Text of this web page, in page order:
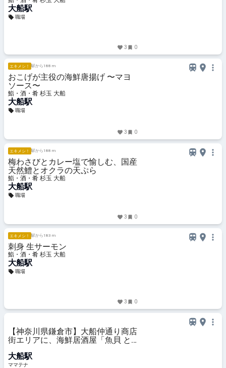
大船駅
職場
3 0
エキメシ！ 駅から188 m
おこげが主役の海鮮唐揚げ 〜マヨ
ソース〜
鮨・酒・肴 杉玉 大船
大船駅
職場
3 0
エキメシ！ 駅から188 m
梅わさびとカレー塩で愉しむ、国産
天然鱧とオクラの天ぷら
鮨・酒・肴 杉玉 大船
大船駅
職場
3 0
エキメシ！ 駅から183 m
刺身 生サーモン
鮨・酒・肴 杉玉 大船
大船駅
職場
3 0
【神奈川県鎌倉市】大船仲通り商店
街エリアに、海鮮居酒屋「魚貝 と
ナ
大船駅
ママテナ